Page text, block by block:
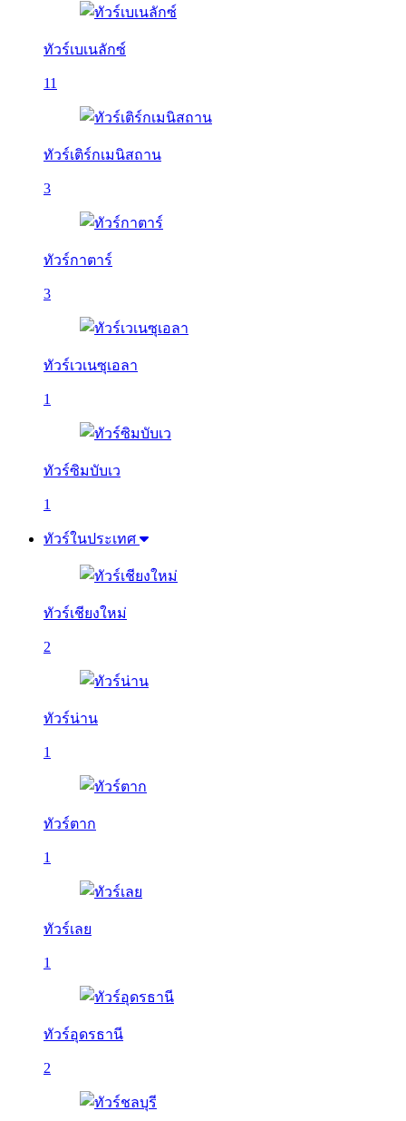
ทัวร์เบเนลักซ์
11
ทัวร์เติร์กเมนิสถาน
3
ทัวร์กาตาร์
3
ทัวร์เวเนซุเอลา
1
ทัวร์ซิมบับเว
1
ทัวร์ในประเทศ
ทัวร์เชียงใหม่
2
ทัวร์น่าน
1
ทัวร์ตาก
1
ทัวร์เลย
1
ทัวร์อุดรธานี
2